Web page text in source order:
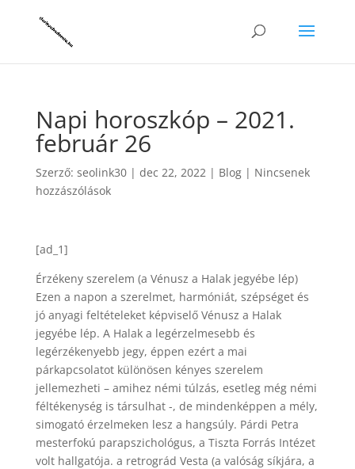
Napi horoszkóp – 2021.
február 26
Szerző: seolink30| dec 22, 2022| Blog| Nincsenek
hozzászólások
[ad_1]
Érzékeny szerelem (a Vénusz a Halak jegyébe lép)
Ezen a napon a szerelmet, harmóniát, szépséget és
jó anyagi feltételeket képviselő Vénusz a Halak
jegyébe lép. A Halak a legérzelmesebb és
legérzékenyebb jegy, éppen ezért a mai
párkapcsolatot különösen kényes szerelem
jellemezheti – amihez némi túlzás, esetleg még némi
féltékenység is társulhat -, de mindenképpen a mély,
simogató érzelmeken lesz a hangsúly. Párdi Petra
mesterfokú parapszichológus, a Tiszta Forrás Intézet
volt hallgatója. a retrográd Vesta (a valóság síkjára, a